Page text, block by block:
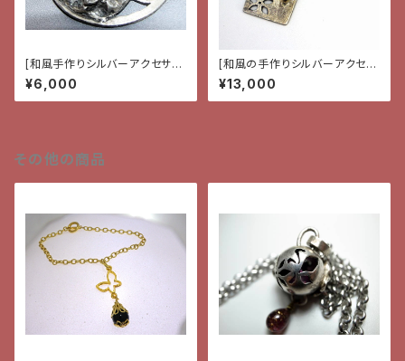
[和風手作りシルバーアクセサリ
ー}ペンダント・雲と牡丹
¥6,000
[和風の手作りシルバーアクセサ
リー]ペンダント・蝶と花
¥13,000
その他の商品